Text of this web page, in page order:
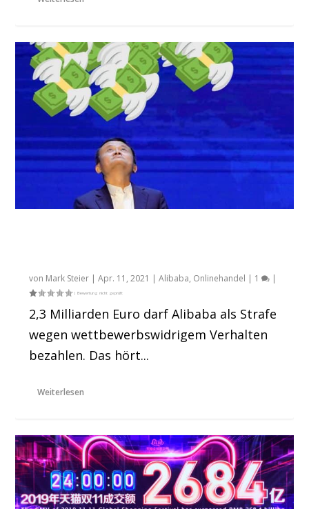
von Mark Steier |Apr. 11, 2021 |Alibaba, Onlinehandel | 1 |
2,3 Milliarden Euro darf Alibaba als Strafe
wegen wettbewerbswidrigem Verhalten
bezahlen. Das hört...
Weiterlesen